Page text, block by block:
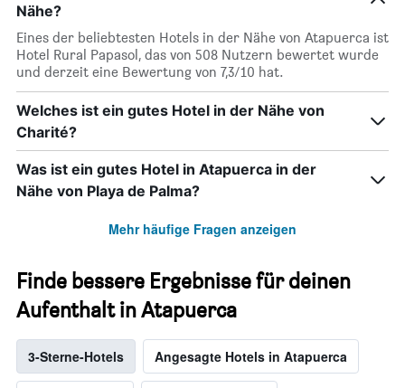
Nähe?
Eines der beliebtesten Hotels in der Nähe von Atapuerca ist
Hotel Rural Papasol, das von 508 Nutzern bewertet wurde
und derzeit eine Bewertung von 7,3/10 hat.
Welches ist ein gutes Hotel in der Nähe von
Charité?
Was ist ein gutes Hotel in Atapuerca in der
Nähe von Playa de Palma?
Mehr häufige Fragen anzeigen
Finde bessere Ergebnisse für deinen
Aufenthalt in Atapuerca
3-Sterne-Hotels Angesagte Hotels in Atapuerca